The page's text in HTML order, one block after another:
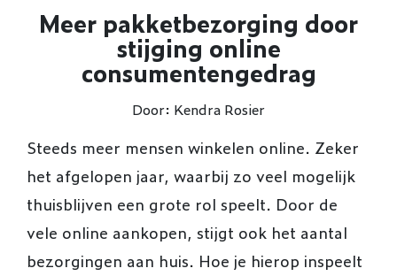
Meer pakketbezorging door
stijging online
consumentengedrag
Door: Kendra Rosier
Steeds meer mensen winkelen online. Zeker
het afgelopen jaar, waarbij zo veel mogelijk
thuisblijven een grote rol speelt. Door de
vele online aankopen, stijgt ook het aantal
bezorgingen aan huis. Hoe je hierop inspeelt